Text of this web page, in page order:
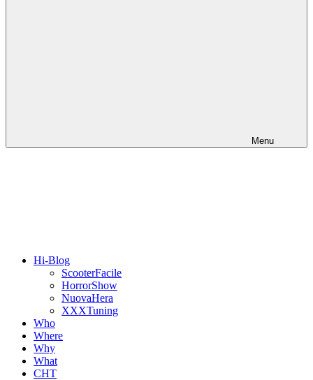
Menu
Hi-Blog
ScooterFacile
HorrorShow
NuovaHera
XXXTuning
Who
Where
Why
What
CHT